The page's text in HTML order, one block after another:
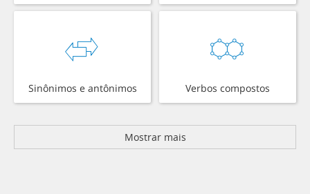
Sinônimos e antônimos Verbos compostos
Mostrar mais